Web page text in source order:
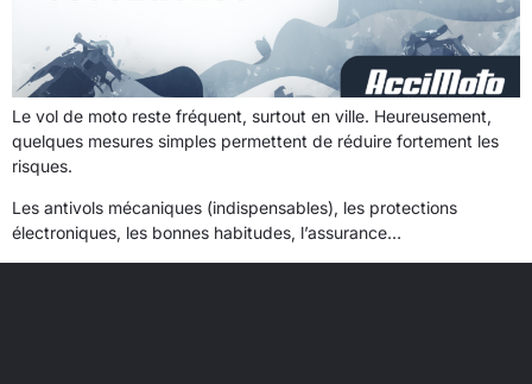
Le vol de moto reste fréquent, surtout en ville. Heureusement,
quelques mesures simples permettent de réduire fortement les
risques.
Les antivols mécaniques (indispensables), les protections
électroniques, les bonnes habitudes, l’assurance…